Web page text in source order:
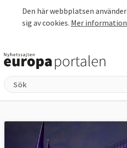
Den här webbplatsen använder
sig av cookies. Mer information